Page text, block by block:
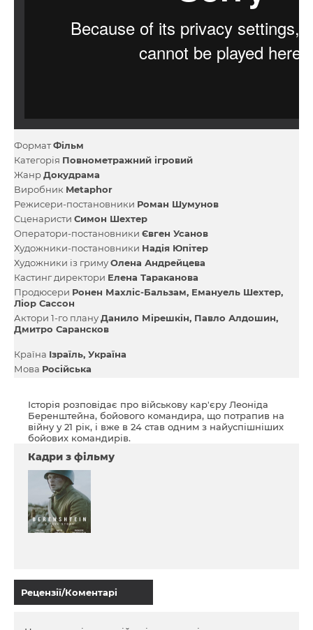
ФорматФільм
Категорія Повнометражний ігровий
ЖанрДокудрама
Виробник Metaphor
Режисери-постановники Роман Шумунов
Сценаристи Симон Шехтер
Оператори-постановники Євген Усанов
Художники-постановники Надія Юпітер
Художники із гримуОлена Андрейцева
Кастинг директори Елена Тараканова
Продюсери Ронен Махліс-Бальзам Емануель Шехтер
Ліор Сассон
Актори 1-го плануДанило Мірешкін Павло Алдошин
Дмитро Сарансков
Країна Ізраїль Україна
Мова Російська
Історія розповідає про військову кар'єру Леоніда
Беренштейна, бойового командира, що потрапив на
війну у 21 рік, і вже в 24 став одним з найуспішніших
бойових командирів.
Кадри з фільму
Рецензії/Коментарі